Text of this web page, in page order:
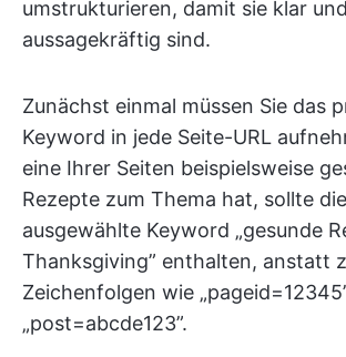
umstrukturieren, damit sie klar und
aussagekräftig sind.
Zunächst einmal müssen Sie das
Keyword in jede Seite-URL
eine Ihrer Seiten beispielsweise
Rezepte zum Thema hat, sollte
ausgewählte Keyword „gesunde
Thanksgiving” enthalten, anstatt
Zeichenfolgen wie
„post=abcde123”.